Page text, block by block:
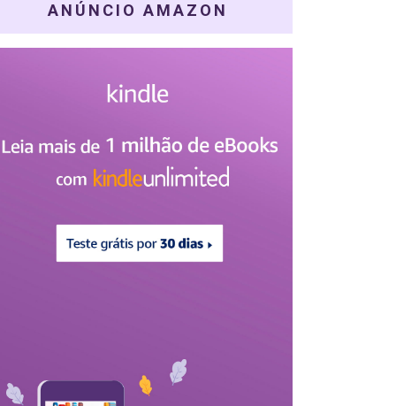
ANÚNCIO AMAZON